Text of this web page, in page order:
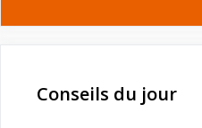
Conseils du jour